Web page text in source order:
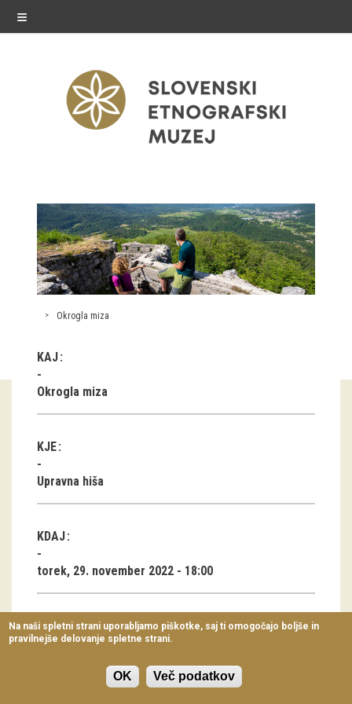
≡
razstave
Stalne razstave
Občasne razstave
Virtualni sprehodi
Razstavni projekti
Arhiv razstav
dogodki
Koledar dogodkov
Prireditve
Predavanja
Delavnice
Vodeni ogledi
Okrogla miza
KAJ
Okrogla miza
KJE
Upravna hiša
KDAJ
torek, 29. november 2022 - 18:00
TRAJANJE
Na naši spletni strani uporabljamo piškotke, saj ti omogočajo boljše in
pravilnejše delovanje spletne strani.
OK Več podatkov